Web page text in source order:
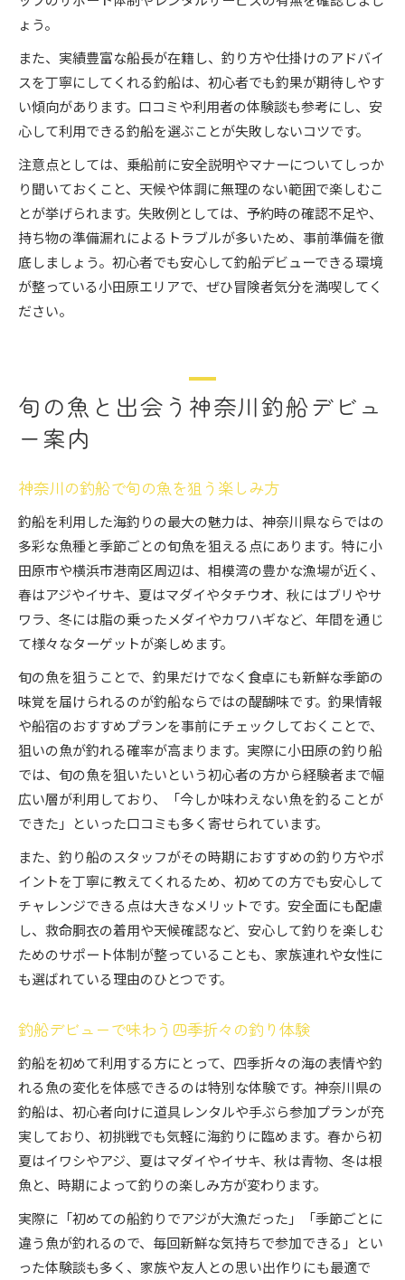
ょう。
また、実績豊富な船長が在籍し、釣り方や仕掛けのアドバイ
スを丁寧にしてくれる釣船は、初心者でも釣果が期待しやす
い傾向があります。口コミや利用者の体験談も参考にし、安
心して利用できる釣船を選ぶことが失敗しないコツです。
注意点としては、乗船前に安全説明やマナーについてしっか
り聞いておくこと、天候や体調に無理のない範囲で楽しむこ
とが挙げられます。失敗例としては、予約時の確認不足や、
持ち物の準備漏れによるトラブルが多いため、事前準備を徹
底しましょう。初心者でも安心して釣船デビューできる環境
が整っている小田原エリアで、ぜひ冒険者気分を満喫してく
ださい。
旬の魚と出会う神奈川釣船デビュ
ー案内
神奈川の釣船で旬の魚を狙う楽しみ方
釣船を利用した海釣りの最大の魅力は、神奈川県ならではの
多彩な魚種と季節ごとの旬魚を狙える点にあります。特に小
田原市や横浜市港南区周辺は、相模湾の豊かな漁場が近く、
春はアジやイサキ、夏はマダイやタチウオ、秋にはブリやサ
ワラ、冬には脂の乗ったメダイやカワハギなど、年間を通じ
て様々なターゲットが楽しめます。
旬の魚を狙うことで、釣果だけでなく食卓にも新鮮な季節の
味覚を届けられるのが釣船ならではの醍醐味です。釣果情報
や船宿のおすすめプランを事前にチェックしておくことで、
狙いの魚が釣れる確率が高まります。実際に小田原の釣り船
では、旬の魚を狙いたいという初心者の方から経験者まで幅
広い層が利用しており、「今しか味わえない魚を釣ることが
できた」といった口コミも多く寄せられています。
また、釣り船のスタッフがその時期におすすめの釣り方やポ
イントを丁寧に教えてくれるため、初めての方でも安心して
チャレンジできる点は大きなメリットです。安全面にも配慮
し、救命胴衣の着用や天候確認など、安心して釣りを楽しむ
ためのサポート体制が整っていることも、家族連れや女性に
も選ばれている理由のひとつです。
釣船デビューで味わう四季折々の釣り体験
釣船を初めて利用する方にとって、四季折々の海の表情や釣
れる魚の変化を体感できるのは特別な体験です。神奈川県の
釣船は、初心者向けに道具レンタルや手ぶら参加プランが充
実しており、初挑戦でも気軽に海釣りに臨めます。春から初
夏はイワシやアジ、夏はマダイやイサキ、秋は青物、冬は根
魚と、時期によって釣りの楽しみ方が変わります。
実際に「初めての船釣りでアジが大漁だった」「季節ごとに
違う魚が釣れるので、毎回新鮮な気持ちで参加できる」とい
った体験談も多く、家族や友人との思い出作りにも最適で